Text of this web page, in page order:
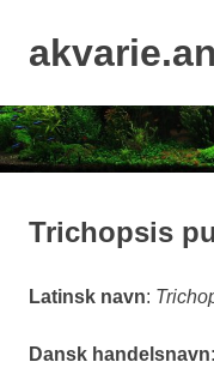
content
Trichopsis
Latinsk navn:
Dansk handelsnavn: